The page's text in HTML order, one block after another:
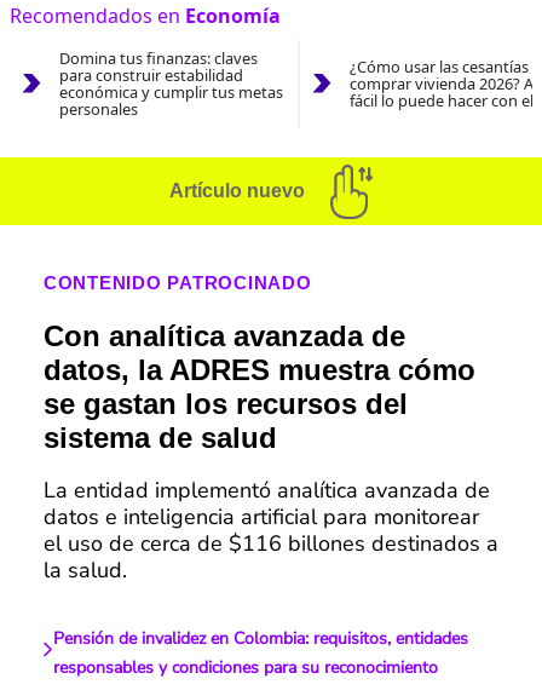
Recomendados en Economía
Domina tus finanzas: claves
para construir estabilidad
económica y cumplir tus metas
personales
¿Cómo usar las cesantías
comprar vivienda 2026?
fácil lo puede hacer con el
Artículo nuevo
CONTENIDO PATROCINADO
Con analítica avanzada de
datos, la ADRES muestra cómo
se gastan los recursos del
sistema de salud
La entidad implementó analítica avanzada de
datos e inteligencia artificial para monitorear
el uso de cerca de $116 billones destinados a
la salud.
Pensión de invalidez en Colombia: requisitos, entidades
responsables y condiciones para su reconocimiento